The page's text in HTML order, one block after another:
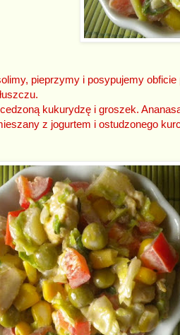
pieprzymy i posypujemy
kukurydzę i groszek.
z jogurtem i ostudzonego